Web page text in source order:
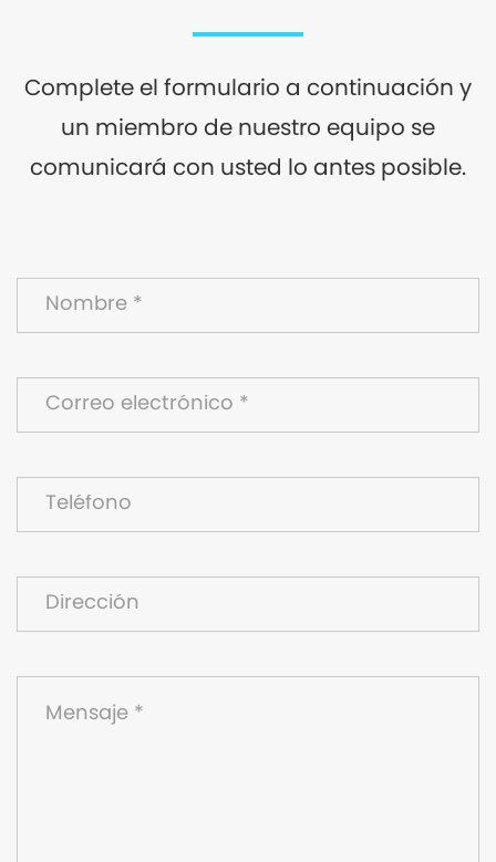
Complete el formulario a continuación y
un miembro de nuestro equipo se
comunicará con usted lo antes posible.